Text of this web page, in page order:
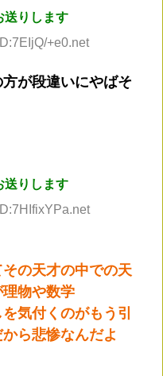
送りします
+e0.net
が段違いにやばそ
送りします
の天才の中での天
物や数学
気付くのがもう引
ら悲惨なんだよ